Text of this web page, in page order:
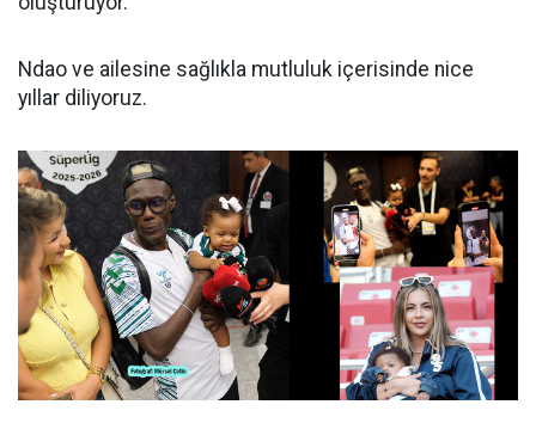
Ndao ve ailesine sağlıkla mutluluk içerisinde nice
yıllar diliyoruz.